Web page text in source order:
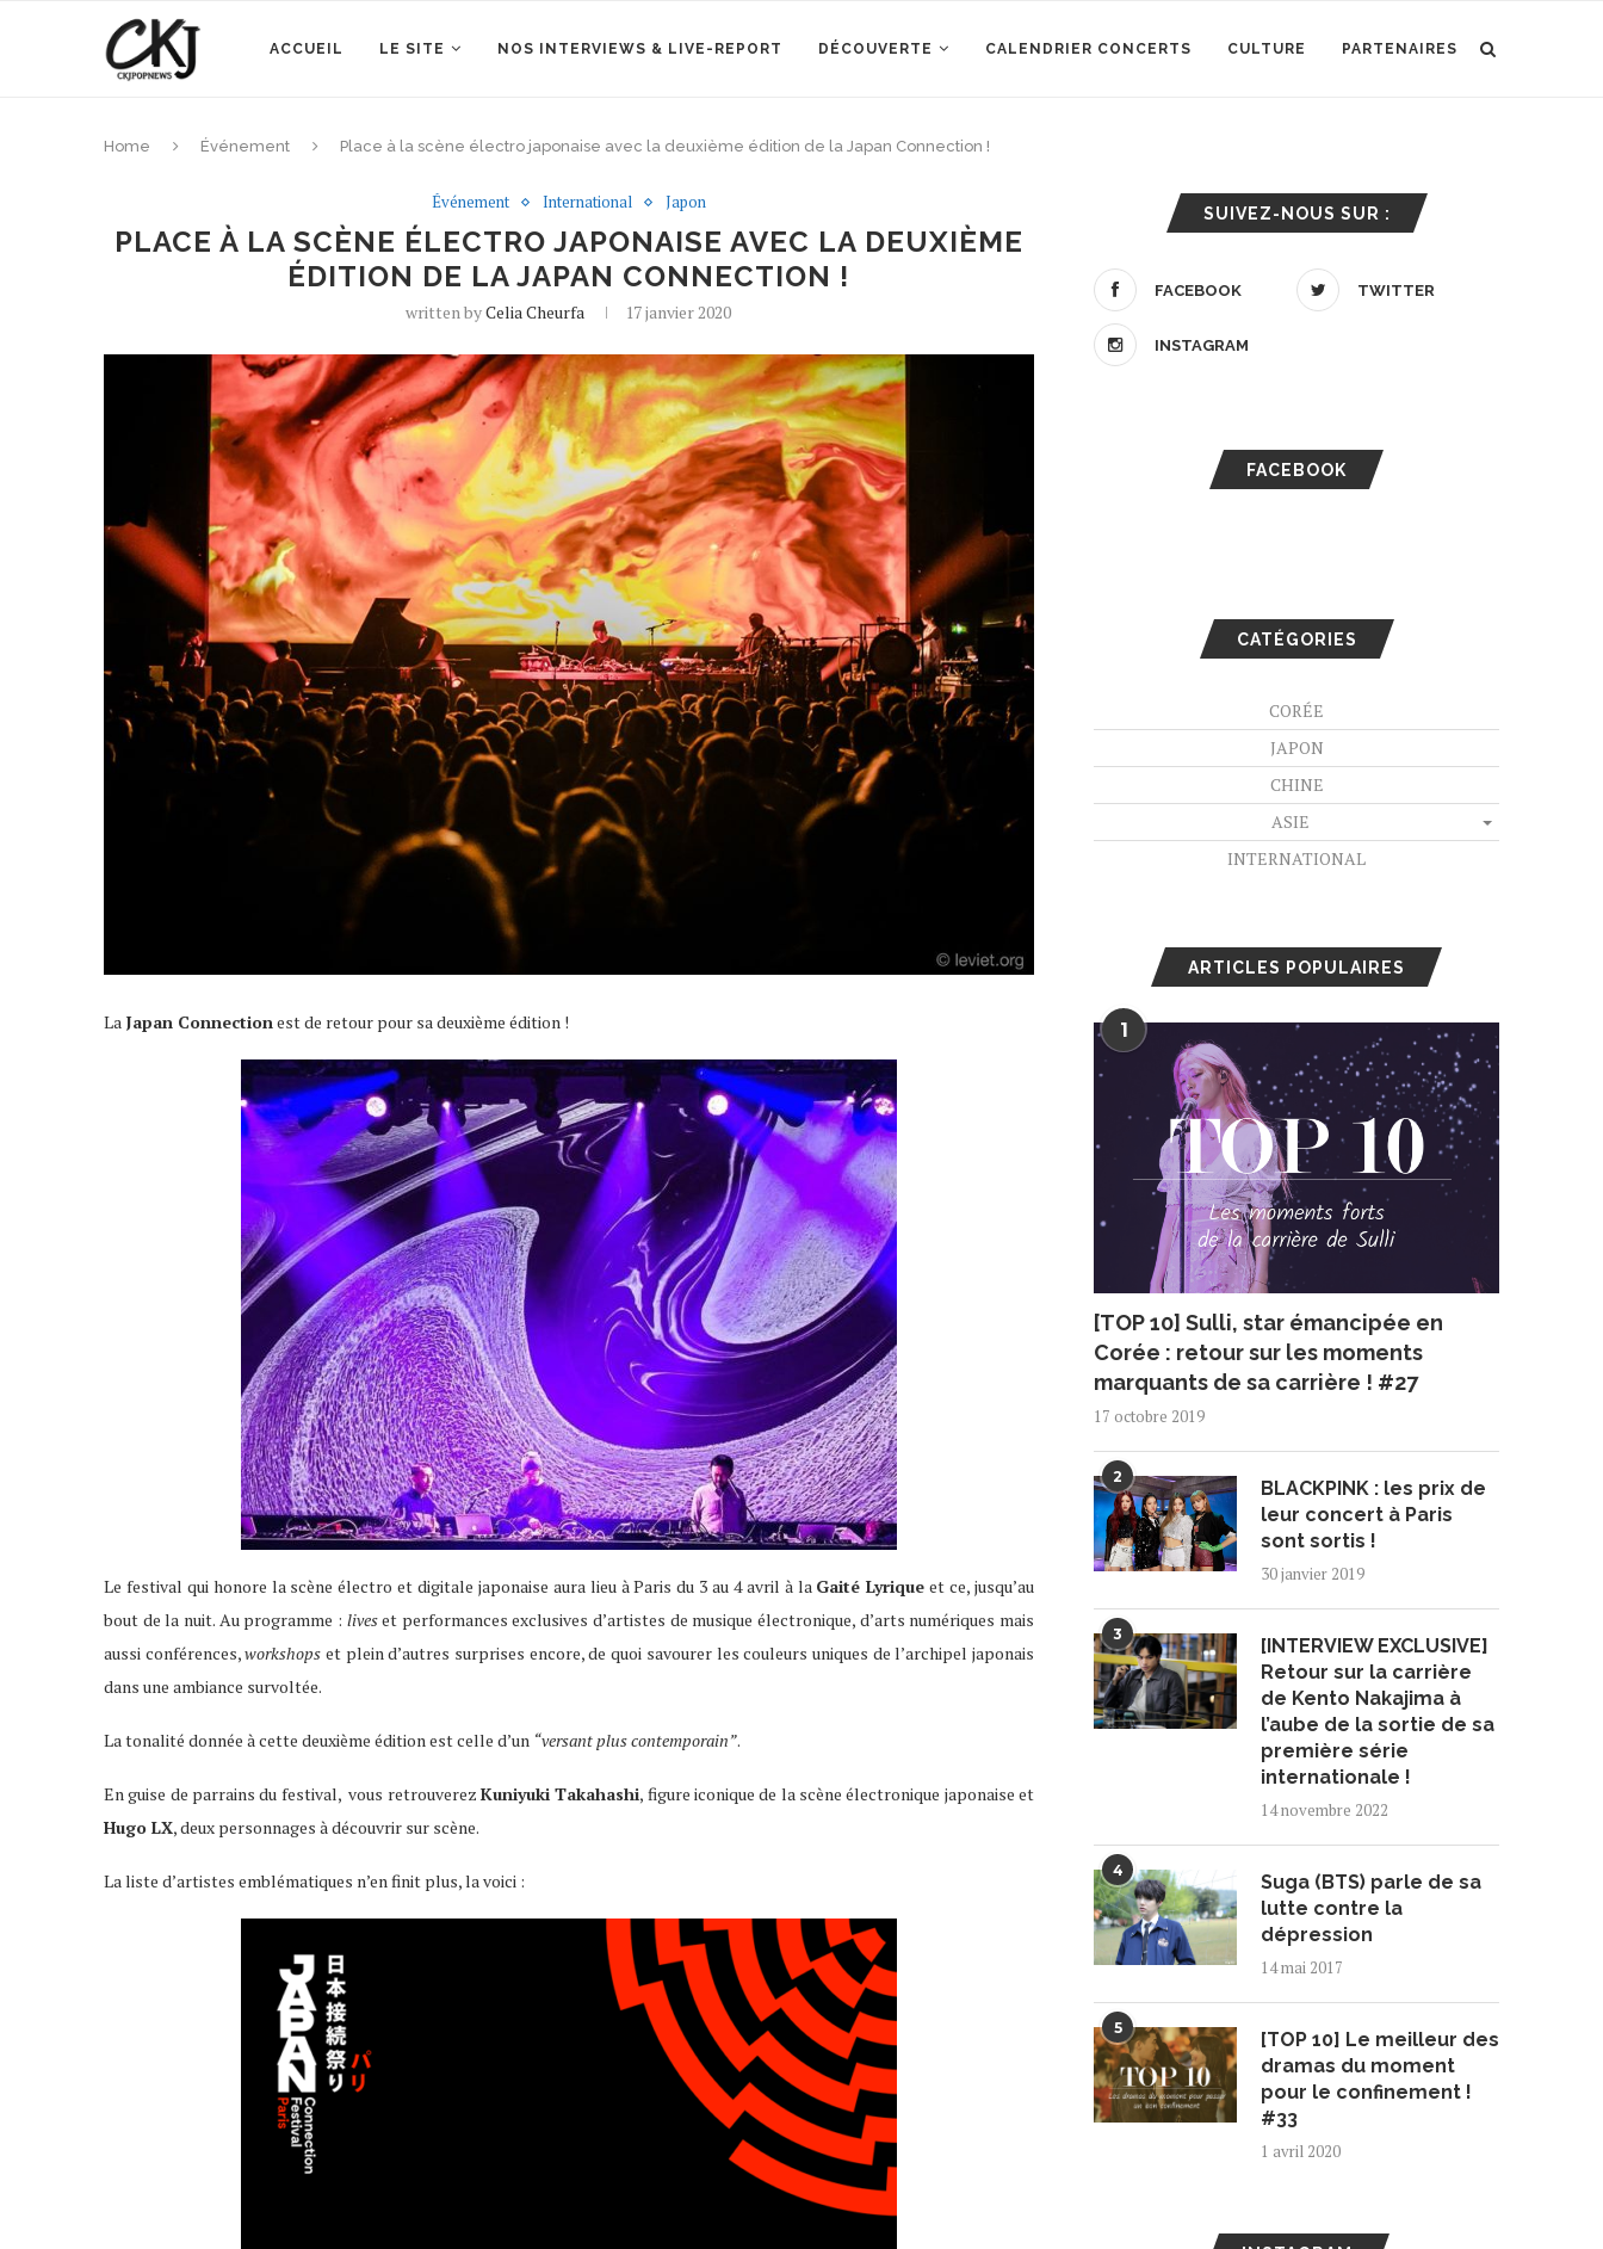
ACCUEIL LE SITE NOS INTERVIEWS & LIVE-REPORT DÉCOUVERTE CALENDRIER CONCERTS CULTURE PARTENAIRES
Home Événement Place à la scène électro japonaise avec la deuxième édition de la Japan Connection !
Événement International Japon
PLACE À LA SCÈNE ÉLECTRO JAPONAISE AVEC LA DEUXIÈME
ÉDITION DE LA JAPAN CONNECTION !
written byCelia Cheurfa 17 janvier 2020
La Japan Connectionest de retour pour sa deuxième édition !
Le festival qui honore la scène électro et digitale japonaise aura lieu à Paris du 3 au 4 avril à la Gaité Lyrique et ce, jusqu’au
bout de la nuit. Au programme : liveset performances exclusives d’artistes de musique électronique, d’arts numériques mais
aussi conférences,workshops et plein d’autres surprises encore, de quoi savourer les couleurs uniques de l’archipel japonais
dans une ambiance survoltée.
La tonalité donnée à cette deuxième édition est celle d’un “versant plus contemporain”.
En guise de parrains du festival, vous retrouverez Kuniyuki Takahashi, figure iconique de la scène électronique japonaise et
Hugo LX, deux personnages à découvrir sur scène.
La liste d’artistes emblématiques n’en finit plus, la voici :
SUIVEZ-NOUS SUR :
FACEBOOK TWITTER
INSTAGRAM
FACEBOOK
CATÉGORIES
CORÉE
JAPON
CHINE
ASIE
INTERNATIONAL
ARTICLES POPULAIRES
1
[TOP 10] Sulli, star émancipée en
Corée : retour sur les moments
marquants de sa carrière ! #27
17 octobre 2019
2
BLACKPINK : les prix de
leur concert à Paris
sont sortis !
30 janvier 2019
3
[INTERVIEW EXCLUSIVE]
Retour sur la carrière
de Kento Nakajima à
l’aube de la sortie de sa
première série
internationale !
14 novembre 2022
4
Suga (BTS) parle de sa
lutte contre la
dépression
14 mai 2017
5
[TOP 10] Le meilleur des
dramas du moment
pour le confinement !
#33
1 avril 2020